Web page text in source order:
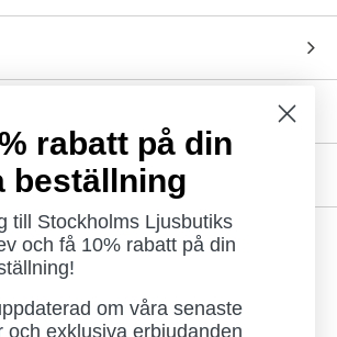
rabatt på din
beställning
till Stockholms Ljusbutiks
och få 10% rabatt på din
om våra senaste
och exklusiva erbjudanden